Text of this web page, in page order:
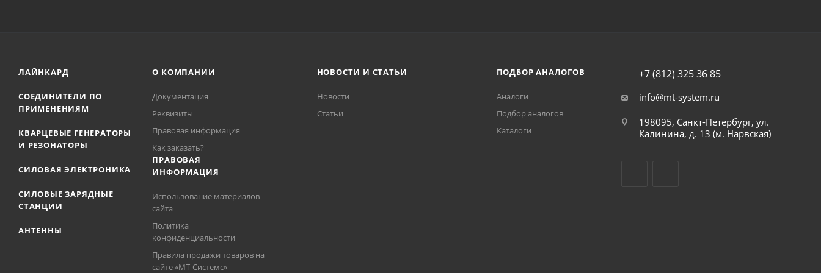
ЛАЙНКАРД
СОЕДИНИТЕЛИ ПО
ПРИМЕНЕНИЯМ
КВАРЦЕВЫЕ ГЕНЕРАТОРЫ
И РЕЗОНАТОРЫ
СИЛОВАЯ ЭЛЕКТРОНИКА
СИЛОВЫЕ ЗАРЯДНЫЕ
СТАНЦИИ
АНТЕННЫ
О КОМПАНИИ
Документация
Реквизиты
Правовая информация
Как заказать?
ПРАВОВАЯ
ИНФОРМАЦИЯ
Использование материалов
сайта
Политика
конфиденциальности
Правила продажи товаров на
сайте «МТ-Системс»
НОВОСТИ И СТАТЬИ
Новости
Статьи
ПОДБОР АНАЛОГОВ
Аналоги
Подбор аналогов
Каталоги
+7 (812) 325 36 85
info@mt-system.ru
198095, Санкт-Петербург, ул.
Калинина, д. 13 (м. Нарвская)